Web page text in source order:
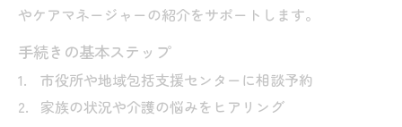
やケアマネージャーの紹介をサポートします。
手続きの基本ステップ
市役所や地域包括支援センターに相談予約
家族の状況や介護の悩みをヒアリング